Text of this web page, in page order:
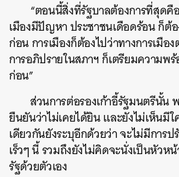
“ตอนนี้สิ่งที่รัฐบาลต้องการที่สุดคื
เมืองมีปัญหา ประชาชนเดือดร้อน ก็ต้
ก่อน การเมืองก็ต้องไปว่าทางการเมือ
การอภิปรายในสภาฯ ก็เตรียมความพ
ก่อน”
ส่วนการต่อรองเก้าอี้รัฐมนตรีนั้น
ยืนยันว่าไม่เคยได้ยิน และยังไม่เห็นมี
เดียวกันยังระบุอีกด้วยว่า จะไม่มีการ
เร็วๆ นี้ รวมถึงยังไม่คิดจะนั่งเป็นหัวห
รัฐด้วยตัวเอง